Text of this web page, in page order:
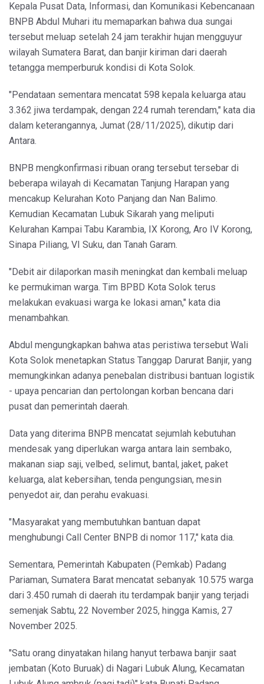
Kepala Pusat Data, Informasi, dan Komunikasi Kebencanaan
BNPB Abdul Muhari itu memaparkan bahwa dua sungai
tersebut meluap setelah 24 jam terakhir hujan mengguyur
wilayah Sumatera Barat, dan banjir kiriman dari daerah
tetangga memperburuk kondisi di Kota Solok.
"Pendataan sementara mencatat 598 kepala keluarga atau
3.362 jiwa terdampak, dengan 224 rumah terendam," kata dia
dalam keterangannya, Jumat (28/11/2025), dikutip dari
Antara.
BNPB mengkonfirmasi ribuan orang tersebut tersebar di
beberapa wilayah di Kecamatan Tanjung Harapan yang
mencakup Kelurahan Koto Panjang dan Nan Balimo.
Kemudian Kecamatan Lubuk Sikarah yang meliputi
Kelurahan Kampai Tabu Karambia, IX Korong, Aro IV Korong,
Sinapa Piliang, VI Suku, dan Tanah Garam.
"Debit air dilaporkan masih meningkat dan kembali meluap
ke permukiman warga. Tim BPBD Kota Solok terus
melakukan evakuasi warga ke lokasi aman," kata dia
menambahkan.
Abdul mengungkapkan bahwa atas peristiwa tersebut Wali
Kota Solok menetapkan Status Tanggap Darurat Banjir, yang
memungkinkan adanya penebalan distribusi bantuan logistik
- upaya pencarian dan pertolongan korban bencana dari
pusat dan pemerintah daerah.
Data yang diterima BNPB mencatat sejumlah kebutuhan
mendesak yang diperlukan warga antara lain sembako,
makanan siap saji, velbed, selimut, bantal, jaket, paket
keluarga, alat kebersihan, tenda pengungsian, mesin
penyedot air, dan perahu evakuasi.
"Masyarakat yang membutuhkan bantuan dapat
menghubungi Call Center BNPB di nomor 117," kata dia.
Sementara, Pemerintah Kabupaten (Pemkab) Padang
Pariaman, Sumatera Barat mencatat sebanyak 10.575 warga
dari 3.450 rumah di daerah itu terdampak banjir yang terjadi
semenjak Sabtu, 22 November 2025, hingga Kamis, 27
November 2025.
"Satu orang dinyatakan hilang hanyut terbawa banjir saat
jembatan (Koto Buruak) di Nagari Lubuk Alung, Kecamatan